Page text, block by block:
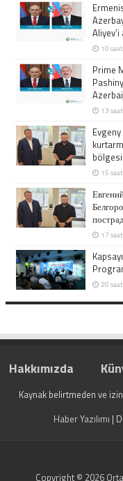
Aliyev’i
10
Prime
13
15
17
20
Hakkımızda
Kaynak belirtmeden ve
Haber Yazılımı |
Copyright © 2026